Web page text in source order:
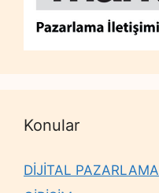
Konular
DİJİTAL PAZARLAMA